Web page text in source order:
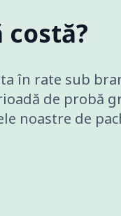
costă?
în rate sub
de probă
noastre de